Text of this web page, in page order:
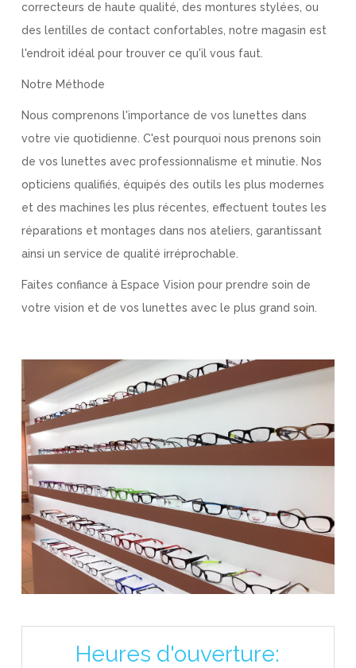
correcteurs de haute qualité, des montures stylées, ou
des lentilles de contact confortables, notre magasin est
l'endroit idéal pour trouver ce qu'il vous faut.
Notre Méthode
Nous comprenons l'importance de vos lunettes dans
votre vie quotidienne. C'est pourquoi nous prenons soin
de vos lunettes avec professionnalisme et minutie. Nos
opticiens qualifiés, équipés des outils les plus modernes
et des machines les plus récentes, effectuent toutes les
réparations et montages dans nos ateliers, garantissant
ainsi un service de qualité irréprochable.
Faites confiance à Espace Vision pour prendre soin de
votre vision et de vos lunettes avec le plus grand soin.
Heures d'ouverture: